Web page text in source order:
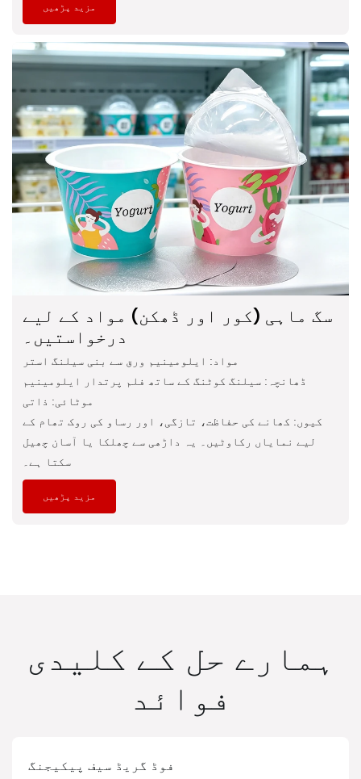
مزید پڑھیں
سگ ماہی (کور اور ڈھکن) مواد کے لیے
درخواستیں۔
مواد: ایلومینیم ورق سے بنی سیلنگ استر
ڈھانچہ: سیلنگ کوٹنگ کے ساتھ فلم پرتدار ایلومینیم
موٹائی: ذاتی
کیوں: کھانے کی حفاظت، تازگی، اور رساو کی روک تھام کے
لیے نمایاں رکاوٹیں۔ یہ داڑھی سے چھلکا یا آسان چھیل
سکتا ہے۔
مزید پڑھیں
ہمارے حل کے کلیدی
فوائد
فوڈ گریڈ سیف پیکیجنگ